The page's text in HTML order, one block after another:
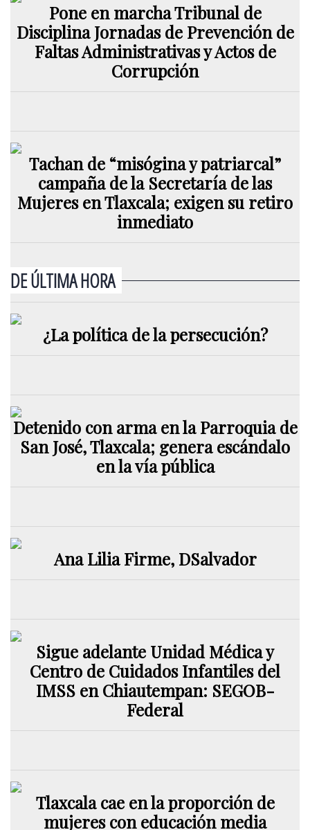
Pone en marcha Tribunal de
Disciplina Jornadas de Prevención de
Faltas Administrativas y Actos de
Corrupción
Tachan de “misógina y patriarcal”
campaña de la Secretaría de las
Mujeres en Tlaxcala; exigen su retiro
inmediato
DE ÚLTIMA HORA
¿La política de la persecución?
Detenido con arma en la Parroquia de
San José, Tlaxcala; genera escándalo
en la vía pública
Ana Lilia Firme, DSalvador
Sigue adelante Unidad Médica y
Centro de Cuidados Infantiles del
IMSS en Chiautempan: SEGOB-
Federal
Tlaxcala cae en la proporción de
mujeres con educación media